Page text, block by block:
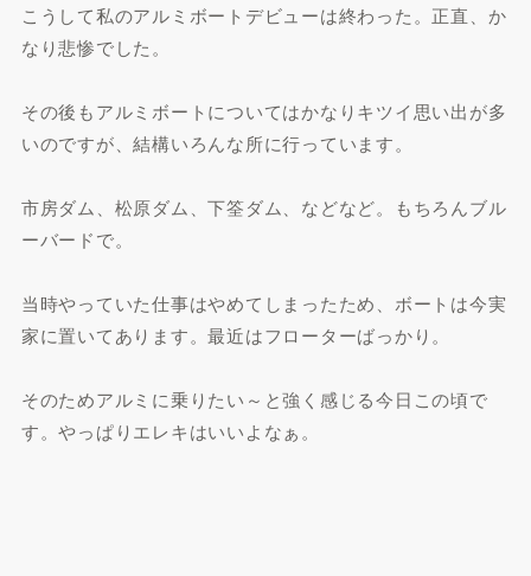
こうして私のアルミボートデビューは終わった。正直、か
なり悲惨でした。
その後もアルミボートについてはかなりキツイ思い出が多
いのですが、結構いろんな所に行っています。
市房ダム、松原ダム、下筌ダム、などなど。もちろんブル
ーバードで。
当時やっていた仕事はやめてしまったため、ボートは今実
家に置いてあります。最近はフローターばっかり。
そのためアルミに乗りたい～と強く感じる今日この頃で
す。やっぱりエレキはいいよなぁ。